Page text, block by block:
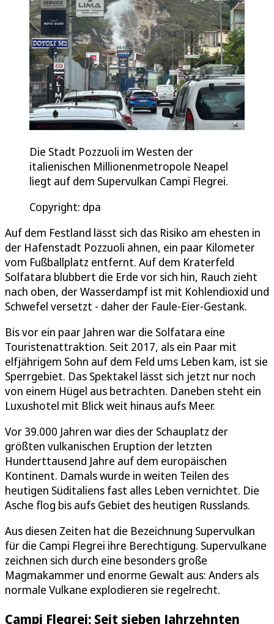
Die Stadt Pozzuoli im Westen der
italienischen Millionenmetropole Neapel
liegt auf dem Supervulkan Campi Flegrei.
Copyright: dpa
Auf dem Festland lässt sich das Risiko am ehesten in
der Hafenstadt Pozzuoli ahnen, ein paar Kilometer
vom Fußballplatz entfernt. Auf dem Kraterfeld
Solfatara blubbert die Erde vor sich hin, Rauch zieht
nach oben, der Wasserdampf ist mit Kohlendioxid und
Schwefel versetzt - daher der Faule-Eier-Gestank.
Bis vor ein paar Jahren war die Solfatara eine
Touristenattraktion. Seit 2017, als ein Paar mit
elfjährigem Sohn auf dem Feld ums Leben kam, ist sie
Sperrgebiet. Das Spektakel lässt sich jetzt nur noch
von einem Hügel aus betrachten. Daneben steht ein
Luxushotel mit Blick weit hinaus aufs Meer.
Vor 39.000 Jahren war dies der Schauplatz der
größten vulkanischen Eruption der letzten
Hunderttausend Jahre auf dem europäischen
Kontinent. Damals wurde in weiten Teilen des
heutigen Süditaliens fast alles Leben vernichtet. Die
Asche flog bis aufs Gebiet des heutigen Russlands.
Aus diesen Zeiten hat die Bezeichnung Supervulkan
für die Campi Flegrei ihre Berechtigung. Supervulkane
zeichnen sich durch eine besonders große
Magmakammer und enorme Gewalt aus: Anders als
normale Vulkane explodieren sie regelrecht.
Campi Flegrei: Seit sieben Jahrzehnten